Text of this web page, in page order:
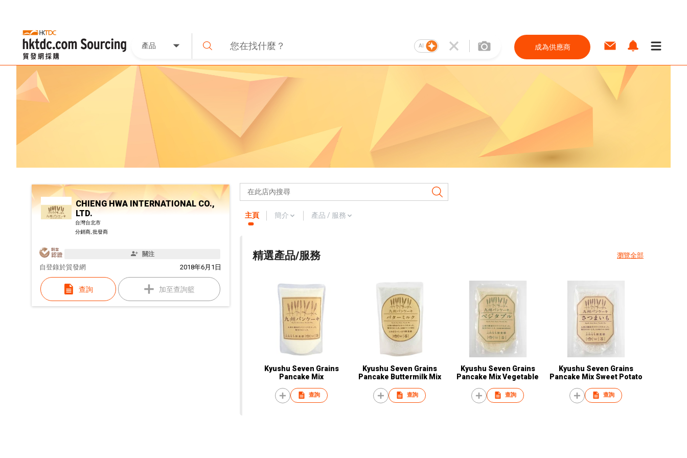
產品 AI 成為供應商
CHIENG HWA INTERNATIONAL CO.,
LTD.
台灣台北市
分銷商, 批發商
關注
自 2018年6月1日
登錄於貿發網
查詢 加至查詢籃
主頁 簡介 產品 / 服務
精選產品/服務 瀏覽全部
Kyushu Seven Grains
Pancake Mix
查詢
Kyushu Seven Grains
Pancake Buttermilk Mix
查詢
Kyushu Seven Grains
Pancake Mix Vegetable
查詢
Kyushu Seven Grains
Pancake Mix Sweet Potato
查詢